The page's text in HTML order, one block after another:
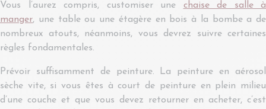
Vous l’aurez compris, customiser une chaise de salle à
manger, une table ou une étagère en bois à la bombe a de
nombreux atouts, néanmoins, vous devrez suivre certaines
règles fondamentales.
Prévoir suffisamment de peinture. La peinture en aérosol
sèche vite, si vous êtes à court de peinture en plein milieu
d’une couche et que vous devez retourner en acheter, c’est